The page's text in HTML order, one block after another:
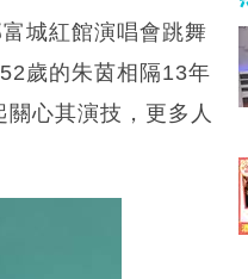
城紅館演唱會跳舞
歲的朱茵相隔13年
心其演技，更多人